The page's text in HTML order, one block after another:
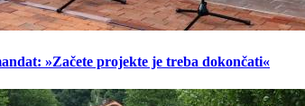
»Začete projekte je treba dokončati«